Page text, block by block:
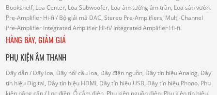
Bookshelf, Loa Center, Loa Subwoofer, Loa âm tường âm trần, Loa sân vườn.
Pre-Amplifier Hi-fi / Bộ giải mã DAC, Stereo Pre-Amplifiers, Multi-Channel
Pre-Amplifier Integrated Amplifier Hi-fi/ Integrated Amplifier Hi-fi.
HÀNG BÀY, GIẢM GIÁ
PHỤ KIỆN ÂM THANH
Dây dẫn/ Dây loa, Dây nối cầu loa, Dây điện nguồn, Dây tín hiệu Analog, Dây
tín hiệu Digital, Dây tín hiệu HDMI, Dây tín hiệu USB, Dây tín hiệu Phono. Phụ
kiện nâng cấp/ Lọc điện, Ổ cắm điện, Phụ kiện nguồn điện, Phụ kiện tín hiệu,